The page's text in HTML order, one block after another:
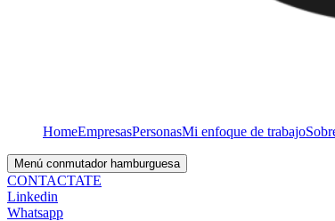
HomeEmpresasPersonasMi enfoque de trabajo
Menú conmutador hamburguesa
CONTACTATE
Linkedin
Whatsapp